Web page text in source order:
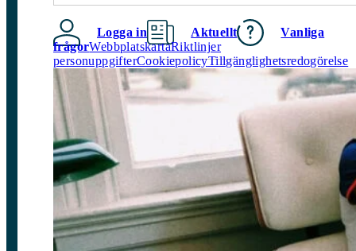
Logga in Aktuellt
Vanliga
frågorWebbplatskartaRiktlinjer
personuppgifterCookiepolicyTillgänglighetsredogörelse